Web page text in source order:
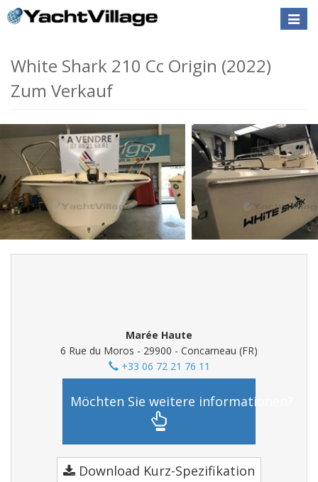
Toggle
White Shark 210 Cc Origin (2022)
Zum Verkauf
Marée Haute
6 Rue du Moros - 29900 - Concarneau (FR)
+33 06 72 21 76 11
Möchten Sie weitere informationen?
Download Kurz-Spezifikation